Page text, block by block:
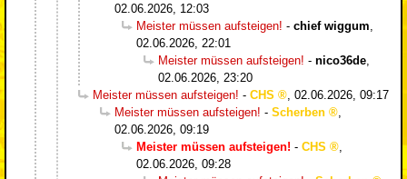
02.06.2026, 12:03
Meister müssen aufsteigen! - chief wiggum,
02.06.2026, 22:01
Meister müssen aufsteigen! - nico36de,
02.06.2026, 23:20
Meister müssen aufsteigen! - CHS , 02.06.2026, 09:17
Meister müssen aufsteigen! - Scherben
,
02.06.2026, 09:19
Meister müssen aufsteigen! - CHS
,
02.06.2026, 09:28